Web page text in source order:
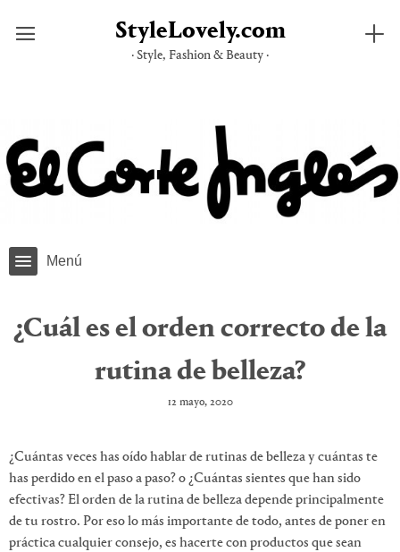
contenido
StyleLovely.com
· Style, Fashion & Beauty ·
Menú
¿Cuál es el orden correcto de la
rutina de belleza?
12 mayo, 2020
¿Cuántas veces has oído hablar de rutinas de belleza y cuántas te
has perdido en el paso a paso? o ¿Cuántas sientes que han sido
efectivas? El orden de la rutina de belleza depende principalmente
de tu rostro. Por eso lo más importante de todo, antes de poner en
práctica cualquier consejo, es hacerte con productos que sean